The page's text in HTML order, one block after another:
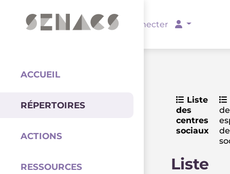
Se connecter
ACCUEIL
RÉPERTOIRES
ACTIONS
RESSOURCES
Liste
des
centres
sociaux
Liste